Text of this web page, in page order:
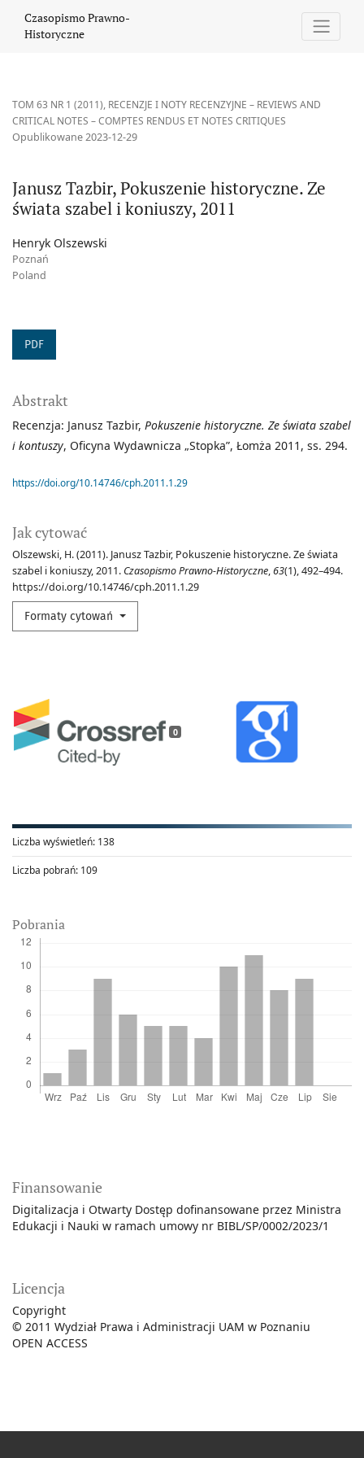
Czasopismo Prawno-
Historyczne
TOM 63 NR 1 (2011), RECENZJE I NOTY RECENZYJNE – REVIEWS AND
CRITICAL NOTES – COMPTES RENDUS ET NOTES CRITIQUES
Janusz Tazbir, Pokuszenie historyczne. Ze
świata szabel i koniuszy, 2011
Opublikowane 2023-12-29
Henryk Olszewski
Poznań
Poland
PDF
Jak cytować
Olszewski, H. (2011). Janusz Tazbir, Pokuszenie historyczne. Ze świata
szabel i koniuszy, 2011. Czasopismo Prawno-Historyczne,63(1), 492–494.
https://doi.org/10.14746/cph.2011.1.29
Formaty cytowań
0
Liczba wyświetleń: 138
Liczba pobrań: 109
Abstrakt
Recenzja: Janusz Tazbir, Pokuszenie historyczne. Ze świata szabel
i kontuszy, Oficyna Wydawnicza „Stopka”, Łomża 2011, ss. 294.
https://doi.org/10.14746/cph.2011.1.29
Pobrania
Finansowanie
Digitalizacja i Otwarty Dostęp dofinansowane przez Ministra
Edukacji i Nauki w ramach umowy nr BIBL/SP/0002/2023/1
Licencja
Copyright
© 2011 Wydział Prawa i Administracji UAM w Poznaniu
OPEN ACCESS